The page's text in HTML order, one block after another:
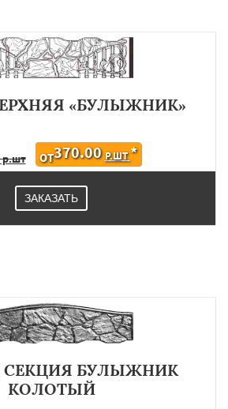
«БУЛЫЖНИК»
р.шт ОТ370.00 Р.ШТ*
ЗАКАЗАТЬ
СЕКЦИЯ БУЛЫЖНИК
КОЛОТЫЙ